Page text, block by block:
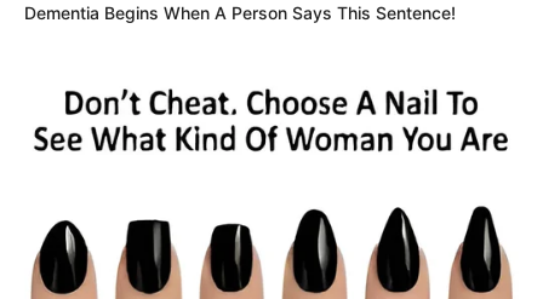
Dementia Begins When A Person Says This Sentence!